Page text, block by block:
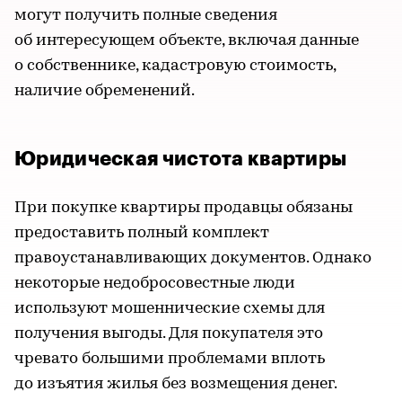
могут получить полные сведения
об интересующем объекте, включая данные
о собственнике, кадастровую стоимость,
наличие обременений.
Юридическая чистота квартиры
При покупке квартиры продавцы обязаны
предоставить полный комплект
правоустанавливающих документов. Однако
некоторые недобросовестные люди
используют мошеннические схемы для
получения выгоды. Для покупателя это
чревато большими проблемами вплоть
до изъятия жилья без возмещения денег.